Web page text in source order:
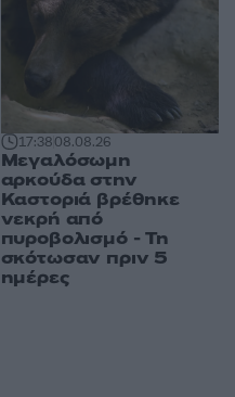
17:3808.08.26
Μεγαλόσωμη
αρκούδα στην
Καστοριά βρέθηκε
νεκρή από
πυροβολισμό - Τη
σκότωσαν πριν 5
ημέρες